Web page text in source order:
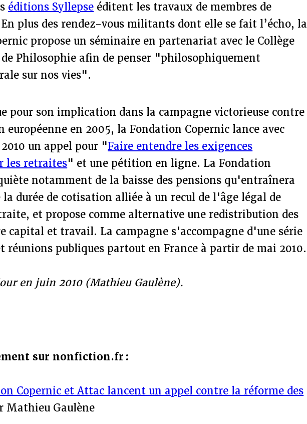
éditions Syllepse éditent les travaux de membres de
plus des rendez-vous militants dont elle se fait l’écho, la
propose un séminaire en partenariat avec le Collège
Philosophie afin de penser "philosophiquement
sur nos vies".
pour son implication dans la campagne victorieuse contre
en 2005, la Fondation Copernic lance avec
un appel pour "Faire entendre les exigences
les retraites" et une pétition en ligne. La Fondation
notamment de la baisse des pensions qu'entraînera
la durée de cotisation alliée à un recul de l'âge légal de
et propose comme alternative une redistribution des
capital et travail. La campagne s'accompagne d'une série
réunions publiques partout en France à partir de mai 2010.
en juin 2010 (Mathieu Gaulène).
sur nonfiction.fr :
Copernic et Attac lancent un appel contre la réforme des
Mathieu Gaulène